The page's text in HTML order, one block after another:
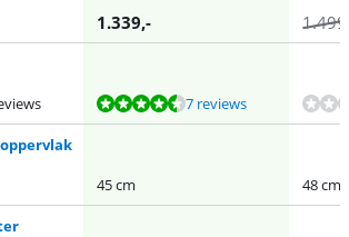
1.339,- 1.499
10, gebaseerd op 7 reviews.7 reviews
45 cm 48 cm